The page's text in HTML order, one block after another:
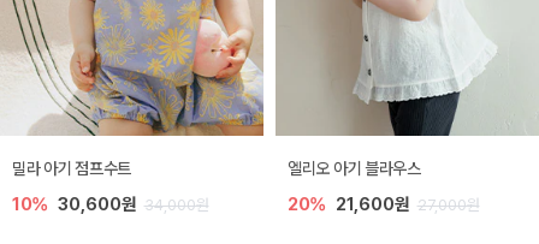
밀라 아기 점프수트
10% 30,600원 34,000원
엘리오 아기 블라우스
20% 21,600원 27,000원